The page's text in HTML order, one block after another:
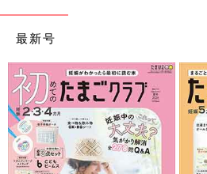
最新号